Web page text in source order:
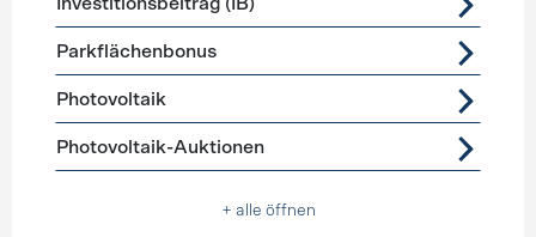
Parkflächenbonus
Photovoltaik
Photovoltaik-Auktionen
+ alle öffnen